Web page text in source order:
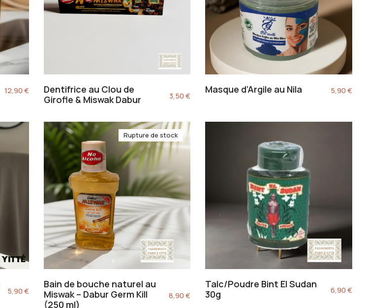
12,90€
Dentifrice au Clou de
Girofle & Miswak Dabur
3,50€
Masque d’Argile au Nila 5,90€
5,90€
Rupture de stock
Bain de bouche naturel au
Miswak – Dabur Germ Kill
(250 ml)
8,90€
Talc/Poudre Bint El Sudan
30g
6,90€